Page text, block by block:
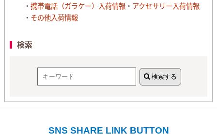
携帯電話（ガラケー）入荷情報
アクセサリー入荷情報
その他入荷情報
検索
検索する
SNS SHARE LINK BUTTON